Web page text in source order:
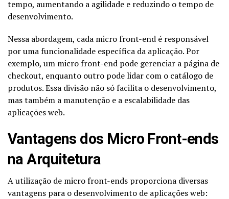
tempo, aumentando a agilidade e reduzindo o tempo de
desenvolvimento.
Nessa abordagem, cada micro front-end é responsável
por uma funcionalidade específica da aplicação. Por
exemplo, um micro front-end pode gerenciar a página de
checkout, enquanto outro pode lidar com o catálogo de
produtos. Essa divisão não só facilita o desenvolvimento,
mas também a manutenção e a escalabilidade das
aplicações web.
Vantagens dos Micro Front-ends
na Arquitetura
A utilização de micro front-ends proporciona diversas
vantagens para o desenvolvimento de aplicações web: